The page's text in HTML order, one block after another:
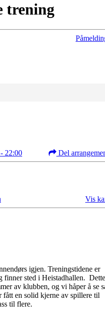
trening
22:00 Del
Vis
igjen. Treningstidene er
finner sted i Heistadhallen. Dette
av klubben, og vi håper å se
fått en solid kjerne av spillere til
til flere.